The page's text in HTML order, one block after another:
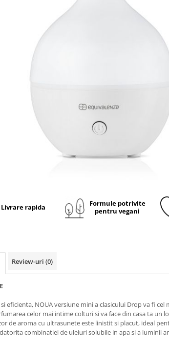
Livrare rapida
Formule potrivite
pentru vegani
Review-uri (0)
eficienta, NOUA versiune mini a clasicului Drop va fi cel
celor mai intime colturi si va face din casa ta un
de aroma cu ultrasunete este linistit si placut, ideal
combinatiei de uleiuri solubile in apa si a luminii